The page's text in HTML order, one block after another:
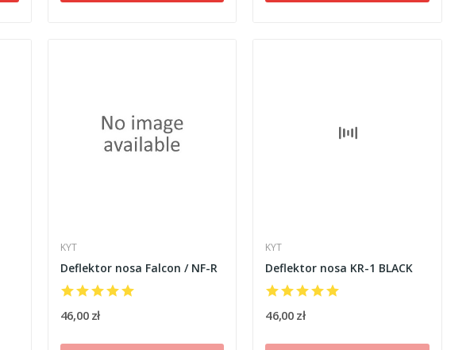
KYT
Deflektor nosa Falcon / NF-R
46,00 zł
KYT
Deflektor nosa KR-1 BLACK
46,00 zł